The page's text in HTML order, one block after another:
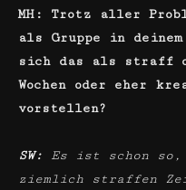
MH: Trotz aller
als Gruppe in
sich das als straff
Wochen oder eher
vorstellen?
SW: Es ist schon so,
ziemlich straffen